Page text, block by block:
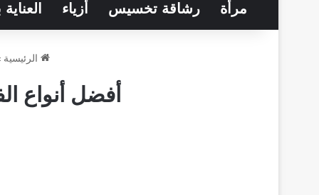
مرأة رشاقة تخسيس أزياء
الرئيسية
أفضل أنواع